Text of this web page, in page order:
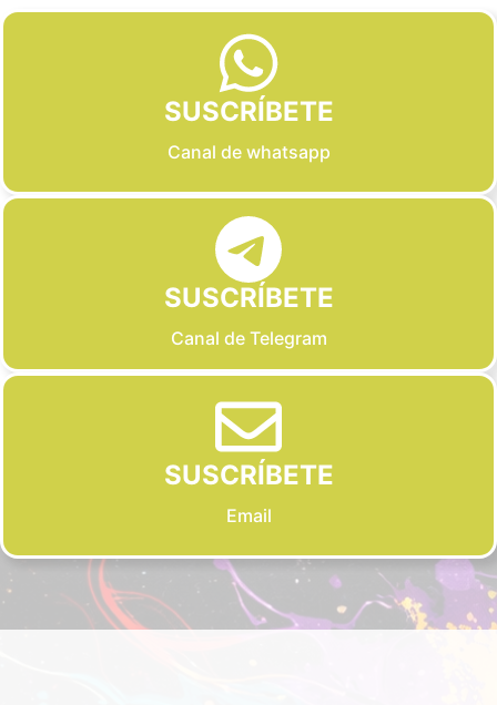
SUSCRÍBETE
Canal de whatsapp
SUSCRÍBETE
Canal de Telegram
SUSCRÍBETE
Email